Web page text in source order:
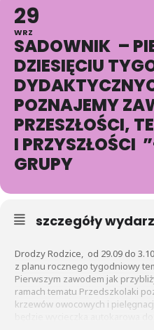
29
WRZ
SADOWNIK –
DZIESIĘCIU
POZNAJEMY
PRZESZŁOŚCI,
I PRZYSZŁOŚCI
GRUPY
szczegóły
Drodzy Rodzice, od 29.09 do
z planu rocznego tygodniowy
Pierwszym zawodem jak
ramach tematu Przedszkolaki
krzewów owocowych i